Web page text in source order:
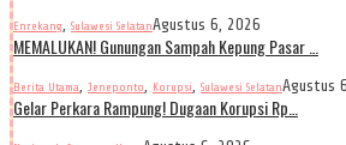
Enrekang, Sulawesi SelatanAgustus 6, 2026
MEMALUKAN! Gunungan Sampah Kepung Pasar …
Berita Utama, Jeneponto, Korupsi, Sulawesi SelatanAgustus
Gelar Perkara Rampung! Dugaan Korupsi Rp…